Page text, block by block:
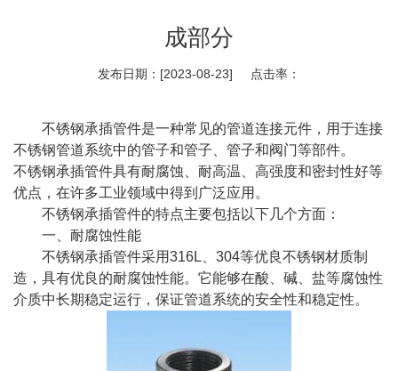
成部分
发布日期：[2023-08-23] 点击率：
不锈钢承插管件是一种常见的管道连接元件，用于连接
不锈钢管道系统中的管子和管子、管子和阀门等部件。
不锈钢承插管件具有耐腐蚀、耐高温、高强度和密封性好等
优点，在许多工业领域中得到广泛应用。
不锈钢承插管件的特点主要包括以下几个方面：
一、耐腐蚀性能
不锈钢承插管件采用316L、304等优良不锈钢材质制
造，具有优良的耐腐蚀性能。它能够在酸、碱、盐等腐蚀性
介质中长期稳定运行，保证管道系统的安全性和稳定性。